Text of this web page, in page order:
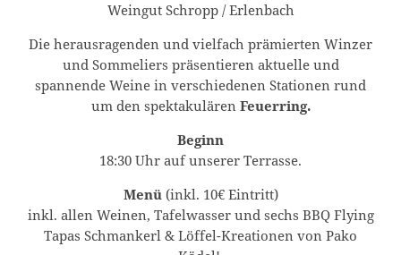
Weingut Schropp / Erlenbach
Die herausragenden und vielfach prämierten Winzer
und Sommeliers präsentieren aktuelle und
spannende Weine in verschiedenen Stationen rund
um den spektakulären Feuerring.
Beginn
18:30 Uhr auf unserer Terrasse.
Menü(inkl. 10€ Eintritt)
inkl. allen Weinen, Tafelwasser und sechs BBQ Flying
Tapas Schmankerl & Löffel-Kreationen von Pako